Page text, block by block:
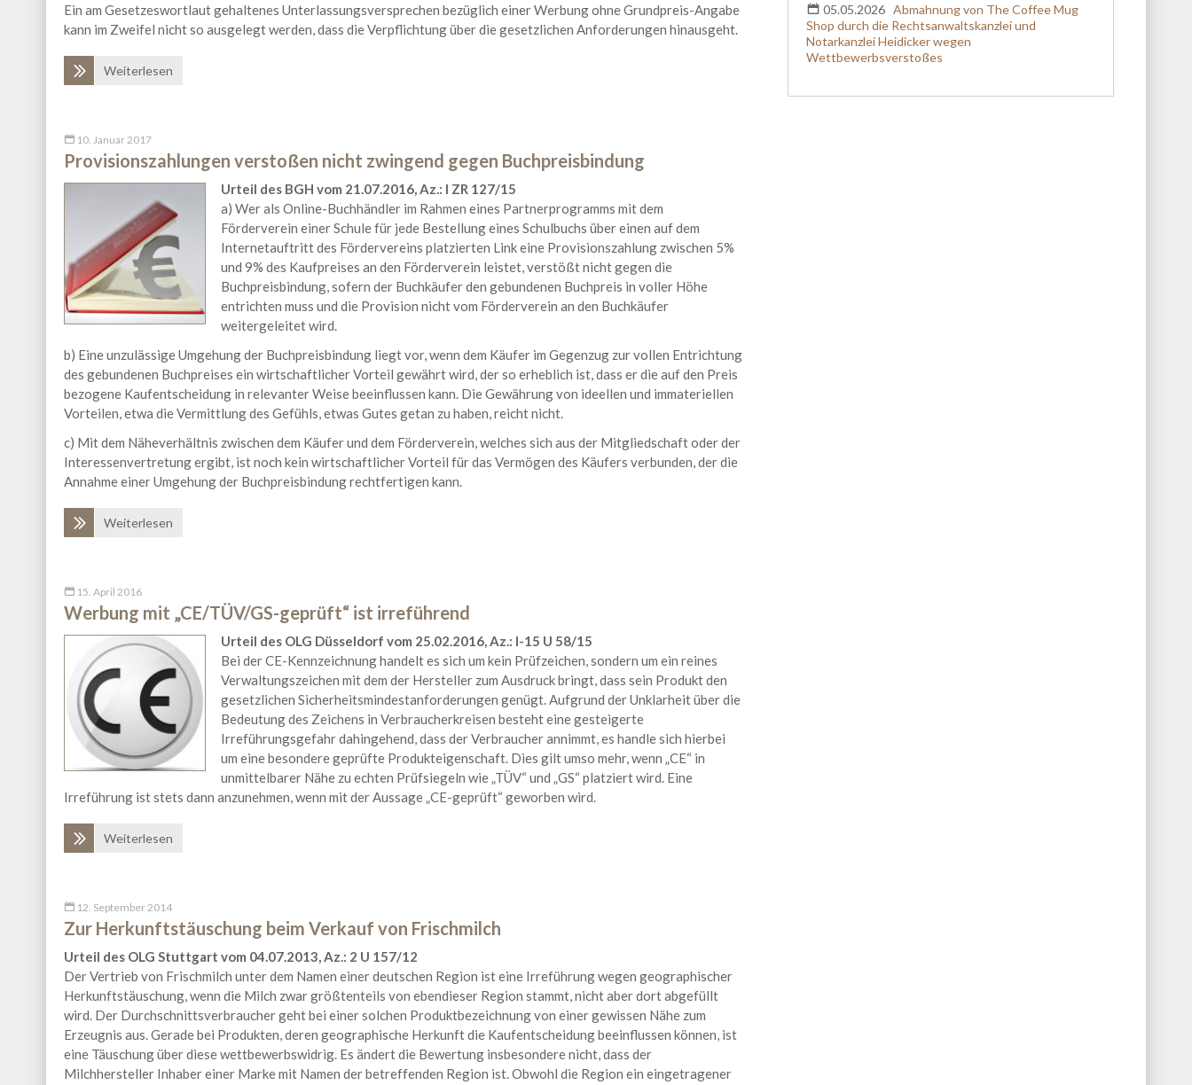
Ein am Gesetzeswortlaut gehaltenes Unterlassungsversprechen bezüglich einer Werbung ohne Grundpreis-Angabe
kann im Zweifel nicht so ausgelegt werden, dass die Verpflichtung über die gesetzlichen Anforderungen hinausgeht.
Weiterlesen
10. Januar 2017
Provisionszahlungen verstoßen nicht zwingend gegen Buchpreisbindung
Urteil des BGH vom 21.07.2016, Az.: I ZR 127/15
a) Wer als Online-Buchhändler im Rahmen eines Partnerprogramms mit dem
Förderverein einer Schule für jede Bestellung eines Schulbuchs über einen auf dem
Internetauftritt des Fördervereins platzierten Link eine Provisionszahlung zwischen 5%
und 9% des Kaufpreises an den Förderverein leistet, verstößt nicht gegen die
Buchpreisbindung, sofern der Buchkäufer den gebundenen Buchpreis in voller Höhe
entrichten muss und die Provision nicht vom Förderverein an den Buchkäufer
weitergeleitet wird.
b) Eine unzulässige Umgehung der Buchpreisbindung liegt vor, wenn dem Käufer im Gegenzug zur vollen Entrichtung
des gebundenen Buchpreises ein wirtschaftlicher Vorteil gewährt wird, der so erheblich ist, dass er die auf den Preis
bezogene Kaufentscheidung in relevanter Weise beeinflussen kann. Die Gewährung von ideellen und immateriellen
Vorteilen, etwa die Vermittlung des Gefühls, etwas Gutes getan zu haben, reicht nicht.
c) Mit dem Näheverhältnis zwischen dem Käufer und dem Förderverein, welches sich aus der Mitgliedschaft oder der
Interessenvertretung ergibt, ist noch kein wirtschaftlicher Vorteil für das Vermögen des Käufers verbunden, der die
Annahme einer Umgehung der Buchpreisbindung rechtfertigen kann.
Weiterlesen
15. April 2016
Werbung mit „CE/TÜV/GS-geprüft“ ist irreführend
Urteil des OLG Düsseldorf vom 25.02.2016, Az.: I-15 U 58/15
Bei der CE-Kennzeichnung handelt es sich um kein Prüfzeichen, sondern um ein reines
Verwaltungszeichen mit dem der Hersteller zum Ausdruck bringt, dass sein Produkt den
gesetzlichen Sicherheitsmindestanforderungen genügt. Aufgrund der Unklarheit über die
Bedeutung des Zeichens in Verbraucherkreisen besteht eine gesteigerte
Irreführungsgefahr dahingehend, dass der Verbraucher annimmt, es handle sich hierbei
um eine besondere geprüfte Produkteigenschaft. Dies gilt umso mehr, wenn „CE“ in
unmittelbarer Nähe zu echten Prüfsiegeln wie „TÜV“ und „GS“ platziert wird. Eine
Irreführung ist stets dann anzunehmen, wenn mit der Aussage „CE-geprüft“ geworben wird.
Weiterlesen
12. September 2014
Zur Herkunftstäuschung beim Verkauf von Frischmilch
Urteil des OLG Stuttgart vom 04.07.2013, Az.: 2 U 157/12
Der Vertrieb von Frischmilch unter dem Namen einer deutschen Region ist eine Irreführung wegen geographischer
Herkunftstäuschung, wenn die Milch zwar größtenteils von ebendieser Region stammt, nicht aber dort abgefüllt
wird. Der Durchschnittsverbraucher geht bei einer solchen Produktbezeichnung von einer gewissen Nähe zum
Erzeugnis aus. Gerade bei Produkten, deren geographische Herkunft die Kaufentscheidung beeinflussen können, ist
eine Täuschung über diese wettbewerbswidrig. Es ändert die Bewertung insbesondere nicht, dass der
Milchhersteller Inhaber einer Marke mit Namen der betreffenden Region ist. Obwohl die Region ein eingetragener
05.05.2026 Abmahnung von The Coffee Mug
Shop durch die Rechtsanwaltskanzlei und
Notarkanzlei Heidicker wegen
Wettbewerbsverstoßes